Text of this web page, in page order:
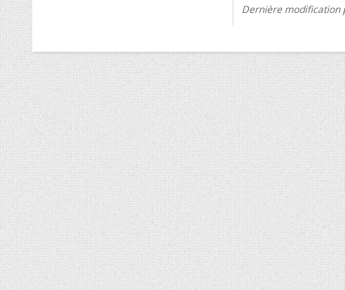
Dernière modification